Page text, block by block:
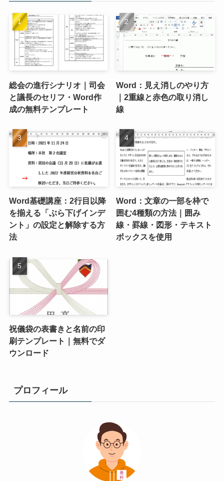
総会の進行シナリオ｜司会
と議長のセリフ・Word作
成の無料テンプレート
Word：見え消しのやり方
｜2重線と赤色の取り消し
線
Word基礎講座：2行目以降
を揃える「ぶら下げインデ
ント」の設定と解除する方
法
Word：文章の一部を枠で
囲む4種類の方法｜囲み
線・罫線・図形・テキスト
ボックスを使用
祝儀袋の表書きと名前の印
刷テンプレート｜無料でダ
ウンロード
プロフィール